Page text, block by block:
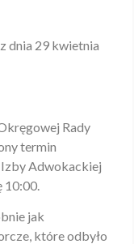
dnia 29 kwietnia
Rady
termin
Adwokackiej
10:00.
jak
które odbyło